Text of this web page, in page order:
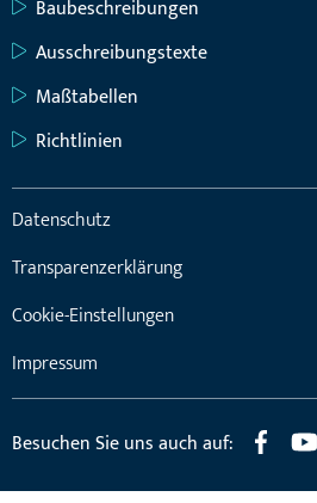
Baubeschreibungen
Ausschreibungstexte
Maßtabellen
Richtlinien
Datenschutz
Transparenzerklärung
Cookie-Einstellungen
Impressum
Besuchen Sie uns auch auf: